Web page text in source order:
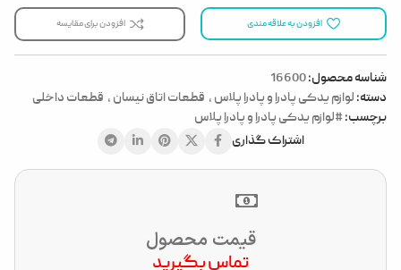
افزودن به علاقه مندی افزودن برای مقایسه
شناسه محصول:16600
دسته: لوازم یدکی پادرا و پادرا پلاس , قطعات اتاق نیسان , قطعات داخلی
برچسب:#لوازم یدکی پادرا و پادرا پلاس
اشتراک گذاری
قیمت محصول
تماس بگیرید